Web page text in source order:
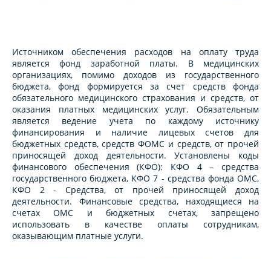
Источником обеспечения расходов на оплату труда
является фонд заработной платы. В медицинских
организациях, помимо доходов из государственного
бюджета, фонд формируется за счет средств фонда
обязательного медицинского страхования и средств, от
оказания платных медицинских услуг. Обязательным
является ведение учета по каждому источнику
финансирования и наличие лицевых счетов для
бюджетных средств, средств ФОМС и средств, от прочей
приносящей доход деятельности. Установлены коды
финансового обеспечения (КФО): КФО 4 – средства
государственного бюджета, КФО 7 - средства фонда ОМС,
КФО 2 - Средства, от прочей приносящей доход
деятельности. Финансовые средства, находящиеся на
счетах ОМС и бюджетных счетах, запрещено
использовать в качестве оплаты сотрудникам,
оказывающим платные услуги.